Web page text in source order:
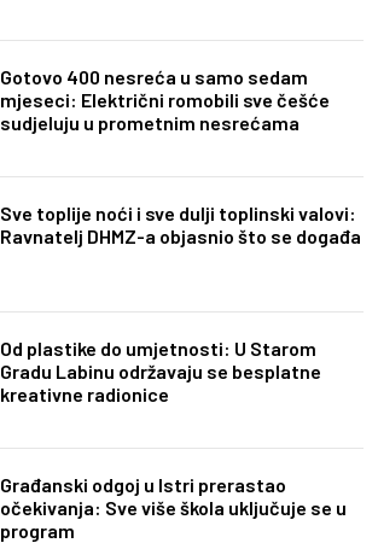
Gotovo 400 nesreća u samo sedam
mjeseci: Električni romobili sve češće
sudjeluju u prometnim nesrećama
Sve toplije noći i sve dulji toplinski valovi:
Ravnatelj DHMZ-a objasnio što se događa
Od plastike do umjetnosti: U Starom
Gradu Labinu održavaju se besplatne
kreativne radionice
Građanski odgoj u Istri prerastao
očekivanja: Sve više škola uključuje se u
program